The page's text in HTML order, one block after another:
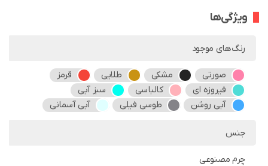
ویژگی‌ها
رنگ‌های موجود
صورتی مشکی طلایی
قرمز
فیروزه ای
کالباسی
سبز آبی
آبی روشن
طوسی فیلی آبی آسمانی
جنس
چرم مصنوعی